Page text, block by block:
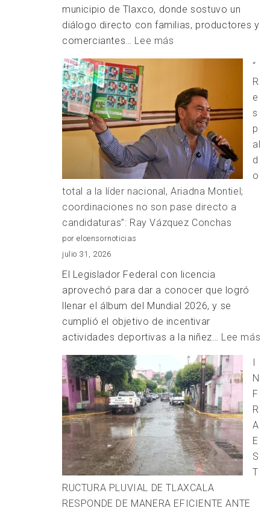
municipio de Tlaxco, donde sostuvo un
diálogo directo con familias, productores y
comerciantes… Lee más
Escuchar
pueblo
permite
construir
un
desarrollo
con
bienestar:
Carlos
Augusto
Pérez
“
R
e
s
p
al
d
o
total a la líder nacional, Ariadna Montiel;
coordinaciones no son pase directo a
candidaturas”: Ray Vázquez Conchas
por elcensornoticias
julio 31, 2026
El Legislador Federal con licencia
aprovechó para dar a conocer que logró
llenar el álbum del Mundial 2026, y se
cumplió el objetivo de incentivar
actividades deportivas a la niñez… Lee más
I
N
F
R
A
E
S
T
RUCTURA PLUVIAL DE TLAXCALA
RESPONDE DE MANERA EFICIENTE ANTE